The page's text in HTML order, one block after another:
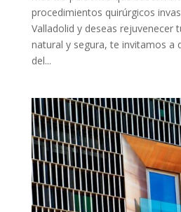
procedimientos quirúrgicos
Valladolid y deseas rejuvenecer
natural y segura, te invitamos a
del...